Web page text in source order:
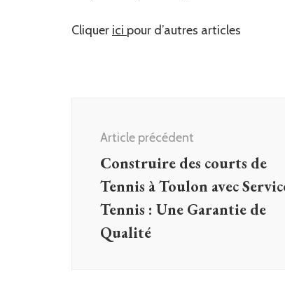
Cliquer ici pour d’autres articles
d'article
Article précédent
Construire des courts de
Tennis à Toulon avec
Tennis : Une Garantie de
Qualité